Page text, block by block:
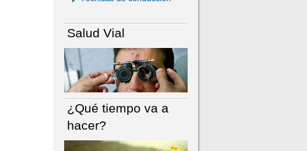
Salud Vial
¿Qué tiempo va a
hacer?